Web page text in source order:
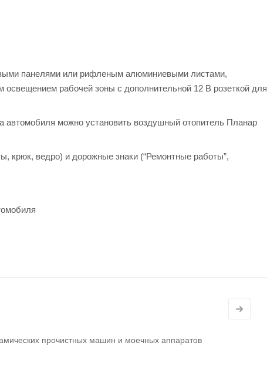
панелями или рифленым алюминиевыми листами,
рабочей зоны с дополнительной 12 В розеткой для
автомобиля можно установить воздушный отопитель Планар
крюк, ведро) и дорожные знаки (“Ремонтные работы”,
прочистных машин и моечных аппаратов